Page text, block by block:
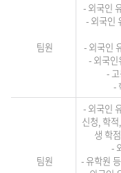
팀원
- 외국인
- 외국인
- 외국인
- 외국인
-
-
팀원
- 외국인
신청, 학
생 학
-
- 유학원